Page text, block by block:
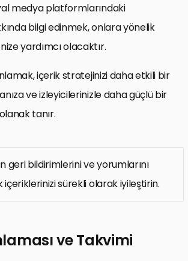
medya platformlarındaki
bilgi edinmek, onlara yönelik
yardımcı olacaktır.
içerik stratejinizi daha etkili bir
ve izleyicilerinizle daha güçlü bir
tanır.
geri bildirimlerini ve yorumlarını
sürekli olarak iyileştirin.
ve Takvimi